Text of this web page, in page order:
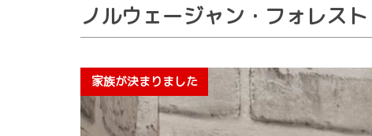
ノルウェージャン・フォレス